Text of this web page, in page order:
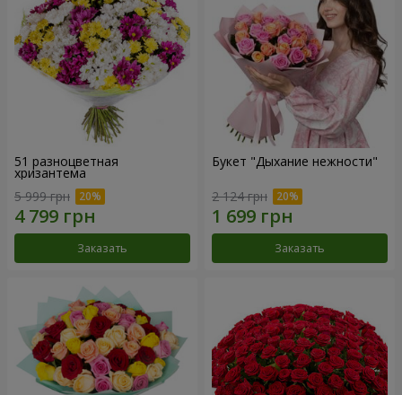
51 разноцветная
хризантема
5 999 грн
Заказать
Букет "Дыхание нежности"
2 124 грн
Заказать